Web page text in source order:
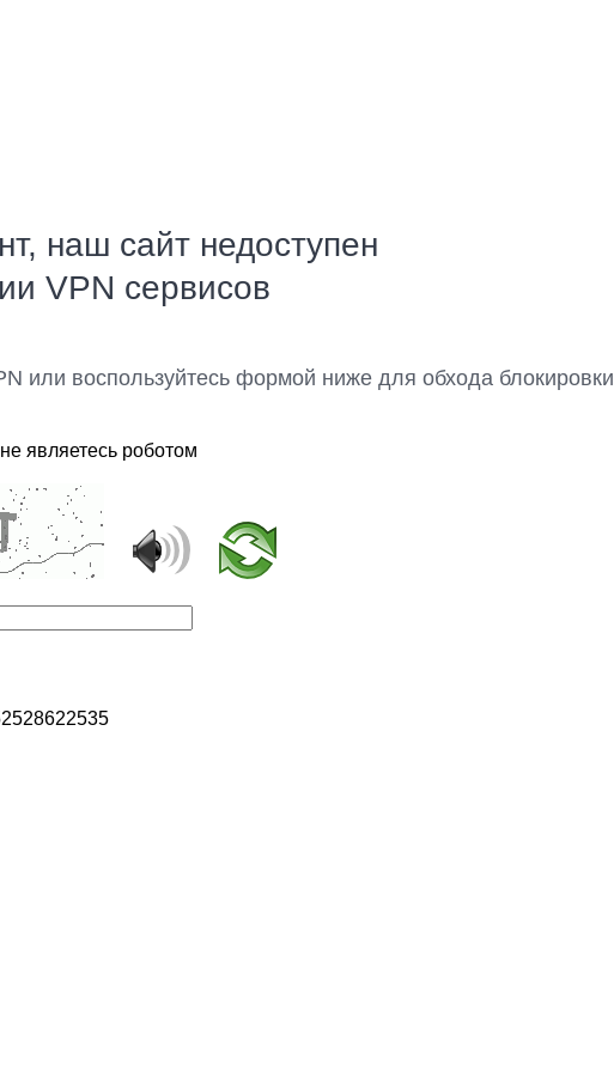
наш сайт недоступен
VPN сервисов
или воспользуйтесь формой ниже для обхода блокировки
являетесь роботом